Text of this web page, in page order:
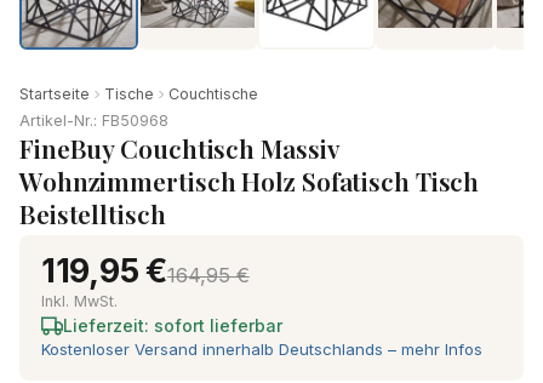
Startseite Tische
Couchtische
Artikel-Nr.: FB50968
FineBuy Couchtisch Massiv
Wohnzimmertisch Holz Sofatisch Tisch
Beistelltisch
119,95 €164,95 €
Inkl. MwSt.
Lieferzeit: sofort lieferbar
Kostenloser Versand innerhalb Deutschlands – mehr Infos